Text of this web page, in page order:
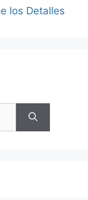
los Detalles